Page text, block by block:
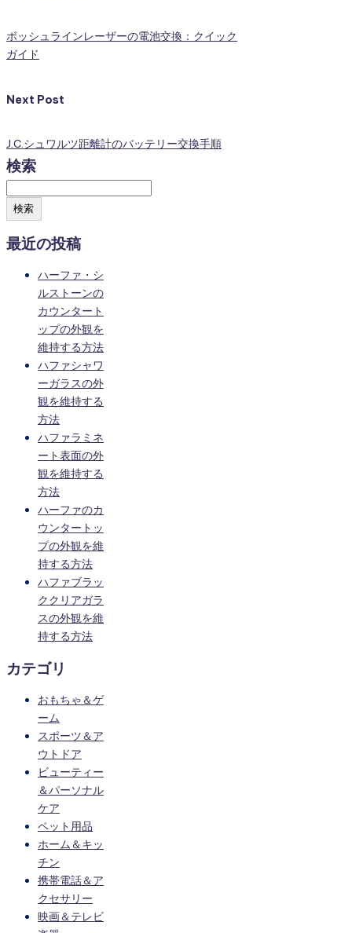
ボッシュラインレーザーの電池交換：クイック
ガイド
Next Post
J.C.シュワルツ距離計のバッテリー交換手順
検索
検索
最近の投稿
ハーファ・シ
ルストーンの
カウンタート
ップの外観を
維持する方法
ハファシャワ
ーガラスの外
観を維持する
方法
ハファラミネ
ート表面の外
観を維持する
方法
ハーファのカ
ウンタートッ
プの外観を維
持する方法
ハファブラッ
ククリアガラ
スの外観を維
持する方法
カテゴリ
おもちゃ＆ゲ
ーム
スポーツ＆ア
ウトドア
ビューティー
＆パーソナル
ケア
ペット用品
ホーム＆キッ
チン
携帯電話＆ア
クセサリー
映画＆テレビ